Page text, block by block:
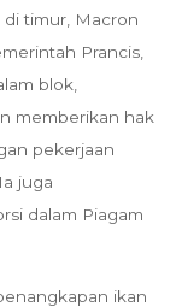
timur, Macron
Prancis,
blok,
memberikan hak
pekerjaan
juga
dalam Piagam
ikan